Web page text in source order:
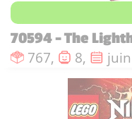
70594 - The
Nombre de
767, Nombre
8,